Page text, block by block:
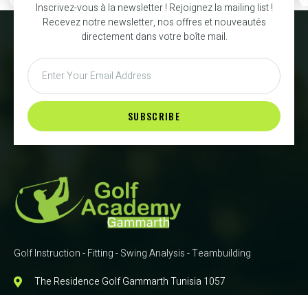
Inscrivez-vous à la newsletter ! Rejoignez la mailing list !
Recevez notre newsletter, nos offres et nouveautés
directement dans votre boîte mail.
SUBSCRIBE
Golf Instruction - Fitting - Swing Analysis - Teambuilding
The Residence Golf Gammarth Tunisia 1057